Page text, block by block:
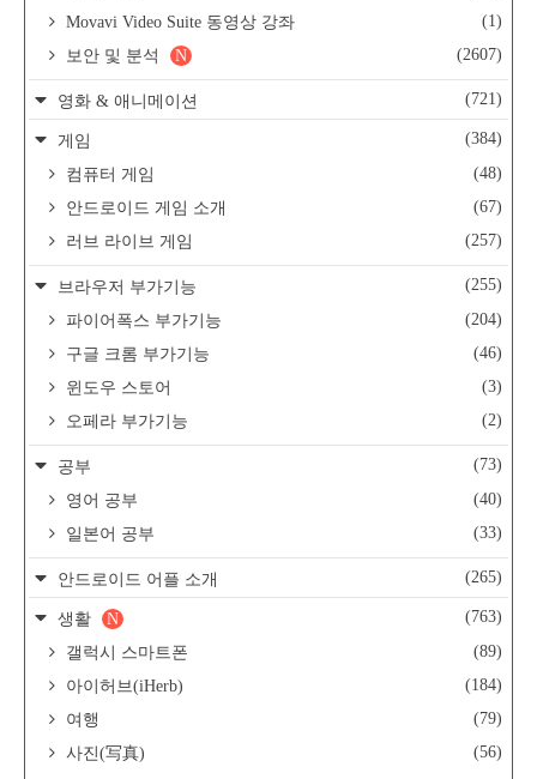
Movavi Video Suite 동영상 강좌
(1)
보안 및 분석
(2607)
N
영화 & 애니메이션 (721)
게임
(384)
컴퓨터 게임
(48)
안드로이드 게임 소개
(67)
러브 라이브 게임
(257)
브라우저 부가기능
(255)
파이어폭스 부가기능
(204)
구글 크롬 부가기능
(46)
윈도우 스토어
(3)
오페라 부가기능
(2)
공부
(73)
영어 공부
(40)
일본어 공부
(33)
안드로이드 어플 소개 (265)
생활 (763)
N
갤럭시 스마트폰
(89)
아이허브(iHerb)
(184)
여행
(79)
사진(写真)
(56)